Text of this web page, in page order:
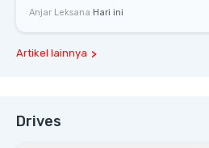
Stok Terbatas
Anjar Leksana Hari ini
Artikel lainnya
Drives